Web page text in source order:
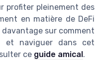
profiter pleinement des
en matière de DeFi
davantage sur comment
et naviguer dans cet
ce guide amical.